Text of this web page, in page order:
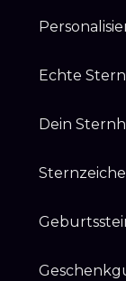
Echte
Dein